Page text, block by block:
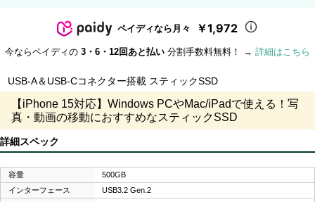
ペイディなら月々 ￥1,972
今ならペイディの 3・6・12回あと払い 分割手数料無料！ → 詳細はこちら
USB-A＆USB-Cコネクター搭載 スティックSSD
【iPhone 15対応】Windows PCやMac/iPadで使える！写
真・動画の移動におすすめなスティックSSD
詳細スペック
容量
500GB
インターフェース
USB3.2 Gen.2